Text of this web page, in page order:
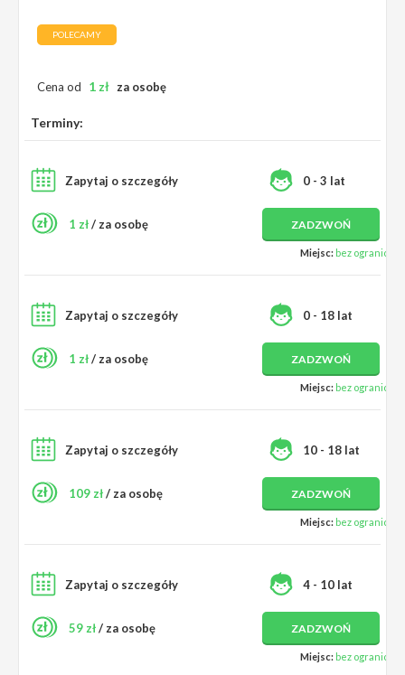
POLECAMY
Cena od 1 zł za osobę
Terminy:
Zapytaj o szczegóły 0 - 3 lat
1 zł/ za osobę ZADZWOŃ
Miejsc: bez ograniczeń
Zapytaj o szczegóły 0 - 18 lat
1 zł/ za osobę ZADZWOŃ
Miejsc: bez ograniczeń
Zapytaj o szczegóły 10 - 18 lat
109 zł/ za osobę ZADZWOŃ
Miejsc: bez ograniczeń
Zapytaj o szczegóły 4 - 10 lat
59 zł/ za osobę ZADZWOŃ
Miejsc: bez ograniczeń